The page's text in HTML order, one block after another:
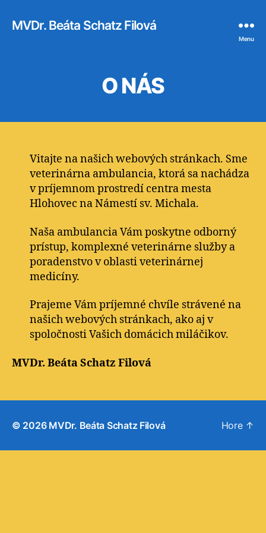
MVDr. Beáta Schatz Filová
Menu
O NÁS
Vitajte na našich webových stránkach. Sme
veterinárna ambulancia, ktorá sa nachádza
v príjemnom prostredí centra mesta
Hlohovec na Námestí sv. Michala.
Naša ambulancia Vám poskytne odborný
prístup, komplexné veterinárne služby a
poradenstvo v oblasti veterinárnej
medicíny.
Prajeme Vám príjemné chvíle strávené na
našich webových stránkach, ako aj v
spoločnosti Vašich domácich miláčikov.
MVDr. Beáta Schatz Filová
© 2026 MVDr. Beáta Schatz Filová Hore ↑